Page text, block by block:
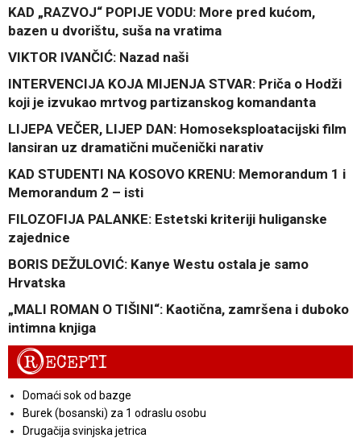
KAD „RAZVOJ“ POPIJE VODU: More pred kućom,
bazen u dvorištu, suša na vratima
VIKTOR IVANČIĆ: Nazad naši
INTERVENCIJA KOJA MIJENJA STVAR: Priča o Hodži
koji je izvukao mrtvog partizanskog komandanta
LIJEPA VEČER, LIJEP DAN: Homoseksploatacijski film
lansiran uz dramatični mučenički narativ
KAD STUDENTI NA KOSOVO KRENU: Memorandum 1 i
Memorandum 2 – isti
FILOZOFIJA PALANKE: Estetski kriteriji huliganske
zajednice
BORIS DEŽULOVIĆ: Kanye Westu ostala je samo
Hrvatska
„MALI ROMAN O TIŠINI“: Kaotična, zamršena i duboko
intimna knjiga
RECEPTI
Domaći sok od bazge
Burek (bosanski) za 1 odraslu osobu
Drugačija svinjska jetrica